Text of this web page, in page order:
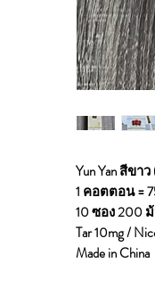
Yun Yan สีขา
1 คอตตอน =
10 ซอง 200
Tar 10mg /
Made in China